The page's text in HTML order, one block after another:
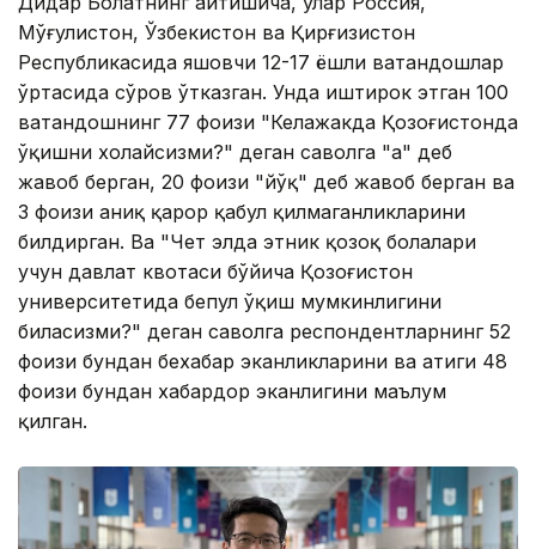
Мўғулистон, Ўзбекистон ва Қирғизистон
Республикасида яшовчи 12-17 ёшли ватандошлар
ўртасида сўров ўтказган. Унда иштирок этган 100
ватандошнинг 77 фоизи "Келажакда Қозоғистонда
ўқишни хоҳлайсизми?" деган саволга "ҳа" деб
жавоб берган, 20 фоизи "йўқ" деб жавоб берган ва
3 фоизи аниқ қарор қабул қилмаганликларини
билдирган. Ва "Чет элда этник қозоқ болалари
учун давлат квотаси бўйича Қозоғистон
университетида бепул ўқиш мумкинлигини
биласизми?" деган саволга респондентларнинг 52
фоизи бундан бехабар эканликларини ва атиги 48
фоизи бундан хабардор эканлигини маълум
қилган.